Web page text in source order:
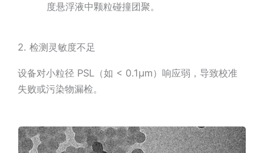
度悬浮液中颗粒碰撞团聚。
2. 检测灵敏度不足
设备对小粒径 PSL（如 < 0.1μm）响应弱，导致校准
失败或污染物漏检。